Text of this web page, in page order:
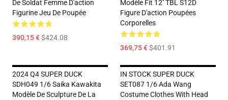
De Soldat Femme D'action
Figurine Jeu De Poupée
390,15 €$424.08
Modèle Fit 12'' TBL S12D
Figure D'action Poupées
Corporelles
369,75 €$401.91
2024 Q4 SUPER DUCK
SDH049 1/6 Saika Kawakita
Modèle De Sculpture De La
IN STOCK SUPER DUCK
SET087 1/6 Ada Wang
Costume Clothes With Head